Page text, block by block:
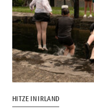
HITZE IN IRLAND